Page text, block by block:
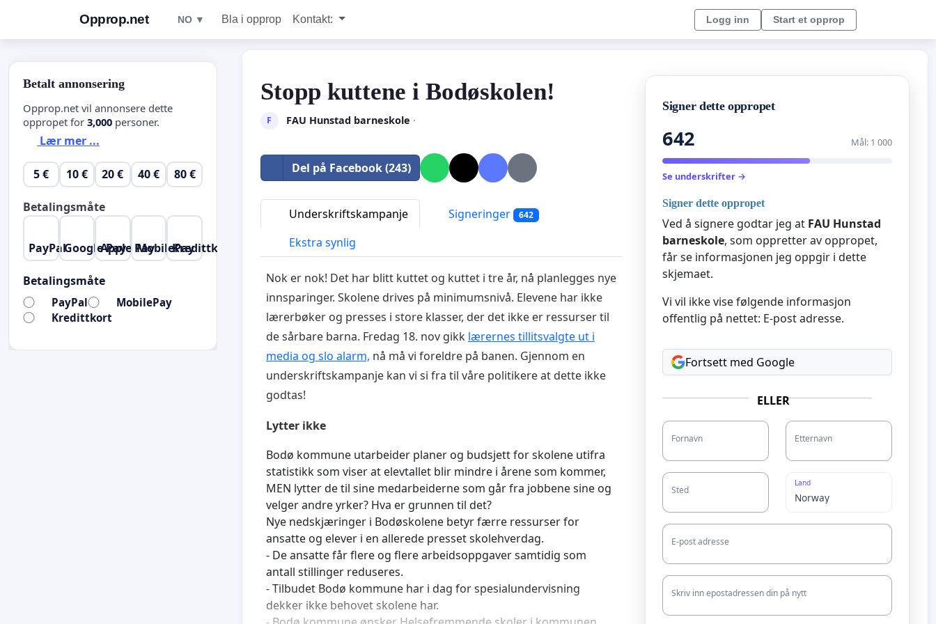
Opprop.net NO ▼ Bla i opprop Kontakt: Logg inn Start et opprop
Stopp kuttene i Bodøskolen!
F FAU Hunstad barneskole ·
Del på Facebook (243)
Underskriftskampanje Signeringer 642
Ekstra synlig
Nok er nok! Det har blitt kuttet og kuttet i tre år, nå planlegges nye
innsparinger. Skolene drives på minimumsnivå. Elevene har ikke
lærerbøker og presses i store klasser, der det ikke er ressurser til
de sårbare barna. Fredag 18. nov gikk lærernes tillitsvalgte ut i
media og slo alarm, nå må vi foreldre på banen. Gjennom en
underskriftskampanje kan vi si fra til våre politikere at dette ikke
godtas!
Lytter ikke
Bodø kommune utarbeider planer og budsjett for skolene utifra
statistikk som viser at elevtallet blir mindre i årene som kommer,
MEN lytter de til sine medarbeiderne som går fra jobbene sine og
velger andre yrker? Hva er grunnen til det?
Nye nedskjæringer i Bodøskolene betyr færre ressurser for
ansatte og elever i en allerede presset skolehverdag.
- De ansatte får flere og flere arbeidsoppgaver samtidig som
antall stillinger reduseres.
- Tilbudet Bodø kommune har i dag for spesialundervisning
dekker ikke behovet skolene har.
Signer dette oppropet
642 Mål: 1 000
Se underskrifter →
Signer dette oppropet
Ved å signere godtar jeg at FAU Hunstad
barneskole, som oppretter av oppropet,
får se informasjonen jeg oppgir i dette
skjemaet.
Vi vil ikke vise følgende informasjon
offentlig på nettet: E-post adresse.
Fortsett med Google
ELLER
Fornavn Etternavn
Sted
Land
E-post adresse
Skriv inn epostadressen din på nytt
Betalt annonsering
Opprop.net vil annonsere dette
oppropet for 3,000 personer.
Lær mer ...
5 € 10 € 20 € 40 € 80 €
Betalingsmåte
PayPalGoogle PayApple PayMobilePayKredittkort
Betalingsmåte
PayPal
MobilePay
Kredittkort